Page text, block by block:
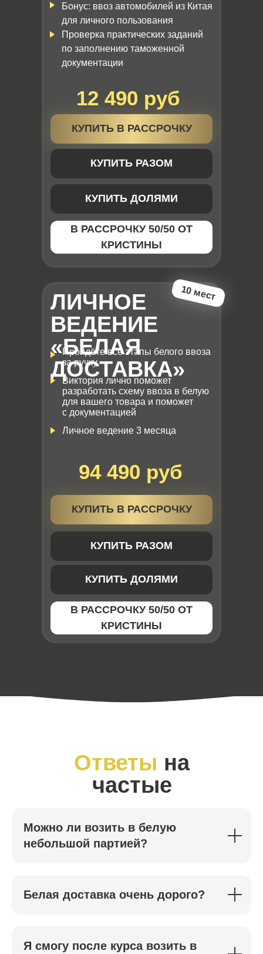
ЛИЧНОЕ
ВЕДЕНИЕ
«БЕЛАЯ
ДОСТАВКА»
12 490 руб
94 490 руб
10 мест
Личное ведение 3 месяца
Виктория лично поможет
разработать схему ввоза в белую
для вашего товара и поможет
с документацией
Пройдёте все этапы белого ввоза
за ручку
Бонус: ввоз автомобилей из Китая
для личного пользования
Проверка практических заданий
по заполнению таможенной
документации
КУПИТЬ В РАССРОЧКУ
КУПИТЬ ДОЛЯМИ
КУПИТЬ РАЗОМ
В РАССРОЧКУ 50/50 ОТ
КРИСТИНЫ
КУПИТЬ ДОЛЯМИ
КУПИТЬ РАЗОМ
КУПИТЬ В РАССРОЧКУ
В РАССРОЧКУ 50/50 ОТ
КРИСТИНЫ
Ответы на
частые
Можно ли возить в белую
небольшой партией?
Белая доставка очень дорого?
Я смогу после курса возить в